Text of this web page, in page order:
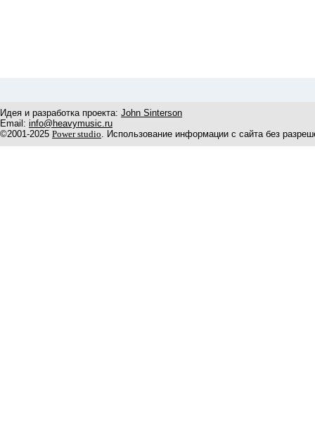
Идея и разработка проекта: John Sinterson
Email: info@heavymusic.ru
©2001-2025 Power studio. Использование информации с сайта без